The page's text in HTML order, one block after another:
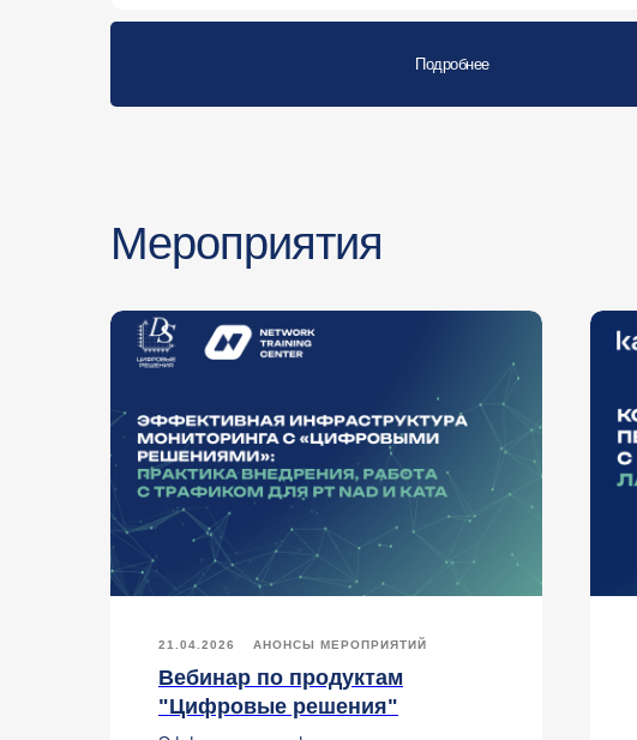
Подробнее
Мероприятия
21.04.2026 АНОНСЫ МЕРОПРИЯТИЙ
Вебинар по продуктам
"Цифровые решения"